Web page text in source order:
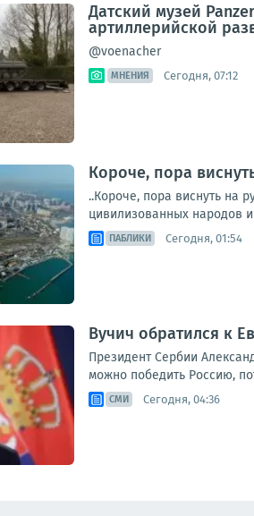
Датский музей
артиллерийской
@voenacher
МНЕНИЯ Сегодня, 07:12
Короче, пора
..Короче, пора виснуть на
цивилизованных народов
ПАБЛИКИ Сегодня, 01:54
Вучич обратился к
Президент Сербии
можно победить Россию,
СМИ Сегодня, 04:36